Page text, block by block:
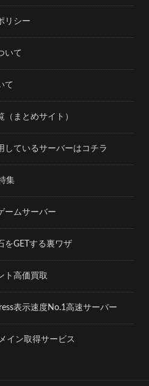
リシー
いて
て
（まとめサイト）
しているサーバーはコチラ
集
ームサーバー
をGETする裏ワザ
ト高価買取
表示速度No.1高速サーバー
イン取得サービス